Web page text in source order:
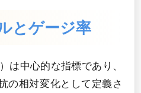
とゲージ率
は中心的な指標であり、
の相対変化として定義さ